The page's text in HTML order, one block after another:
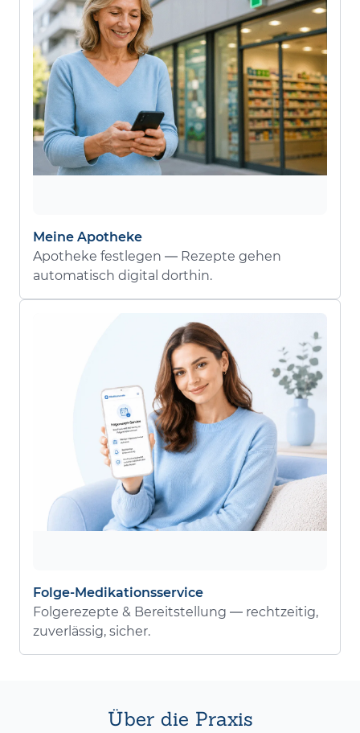
Meine Apotheke
Apotheke festlegen — Rezepte gehen
automatisch digital dorthin.
Folge-Medikationsservice
Folgerezepte & Bereitstellung — rechtzeitig,
zuverlässig, sicher.
Über die Praxis